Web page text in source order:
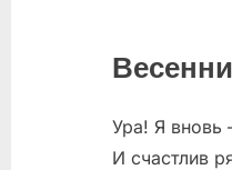
Ура! Я вновь
И счастлив